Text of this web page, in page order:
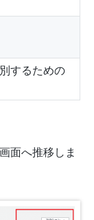
るための
面へ推移しま